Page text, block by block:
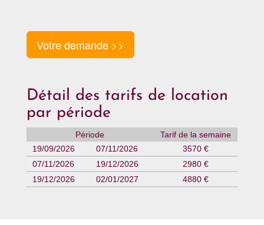
Votre demande >>
Détail des tarifs de location
par période
Période
Tarif de la semaine
19/09/2026
07/11/2026
3570 €
07/11/2026
19/12/2026
2980 €
19/12/2026
02/01/2027 4880 €